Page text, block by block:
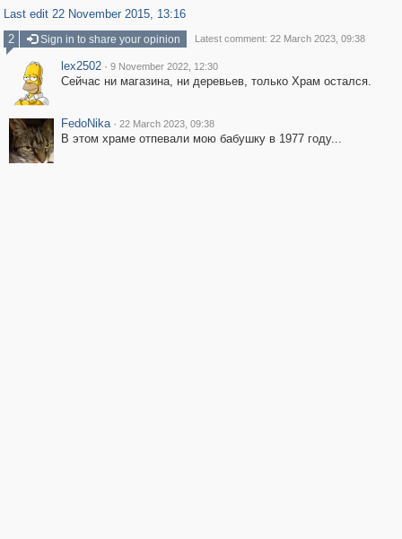
Last edit 22 November 2015, 13:16
2
Sign in to share your opinion Latest comment: 22 March 2023, 09:38
lex2502 · 9 November 2022, 12:30
Сейчас ни магазина, ни деревьев, только Храм остался.
FedoNika · 22 March 2023, 09:38
В этом храме отпевали мою бабушку в 1977 году...